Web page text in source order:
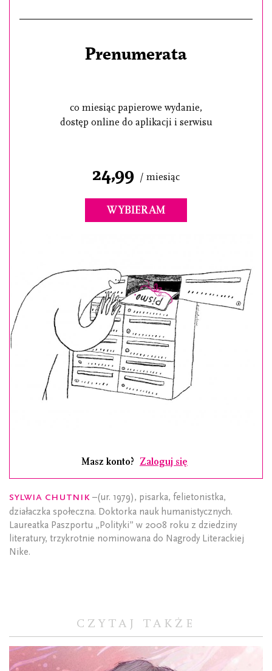
Prenumerata
co miesiąc papierowe wydanie,
dostęp online do aplikacji i serwisu
24,99 / miesiąc
WYBIERAM
Masz konto? Zaloguj się
Sylwia Chutnik –(ur. 1979), pisarka, felietonistka,
działaczka społeczna. Doktorka nauk humanistycznych.
Laureatka Paszportu „Polityki” w 2008 roku z dziedziny
literatury, trzykrotnie nominowana do Nagrody Literackiej
Nike.
CZYTAJ TAKŻE